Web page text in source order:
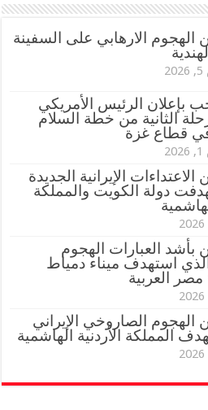
الهجوم الارهابي على السفينة
بإعلان الرئيس الأمريكي
الثانية من خطة السلام
قطاع غزة
الاعتداءات الإيرانية الجديدة
دولة الكويت والمملكة
بأشد العبارات الهجوم
الذي استهدف ميناء دمياط
العربية
الهجوم الصاروخي الإيراني
المملكة الأردنية الهاشمية